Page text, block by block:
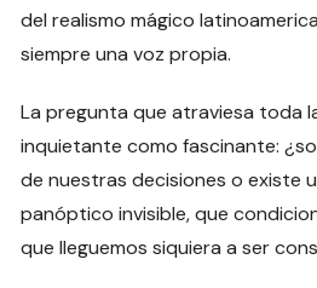
del realismo mágico
siempre una voz propia.
La pregunta que atraviesa toda
inquietante como fascinante:
de nuestras decisiones o existe
panóptico invisible, que
que lleguemos siquiera a ser